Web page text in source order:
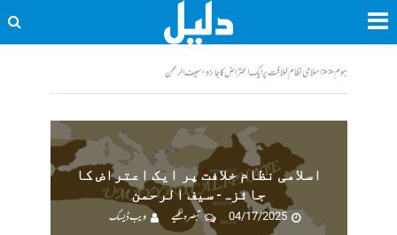
ہوم<<اسلامی نظام خلافت پر ایک اعتراض کا جائزہ- سیف الرحمن
اسلامی نظام خلافت پر ایک اعتراض کا
جائزہ- سیف الرحمن
04/17/2025
تبصرہ لکھیے ویب ڈیسک